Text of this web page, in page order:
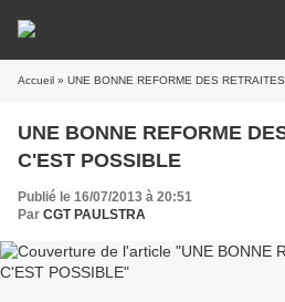
Accueil » UNE BONNE REFORME DES
UNE BONNE REFORME
C'EST POSSIBLE
Publié le 16/07/2013 à 20:51
Par CGT PAULSTRA